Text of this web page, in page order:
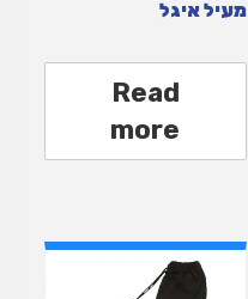
מעיל איגל
Read
more